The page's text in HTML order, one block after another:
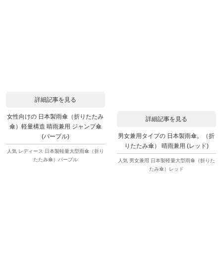
詳細記事を見る
女性向けの 日本製雨傘（折りたたみ
傘）軽量構造 晴雨兼用 ジャンプ傘
(パープル)
人気 レディース 日本製軽量大型雨傘（折り
たたみ傘）パープル
詳細記事を見る
男女兼用タイプの 日本製雨傘。（折
りたたみ傘） 晴雨兼用 (レッド)
人気 男女兼用 日本製軽量大型雨傘（折りた
たみ傘）レッド